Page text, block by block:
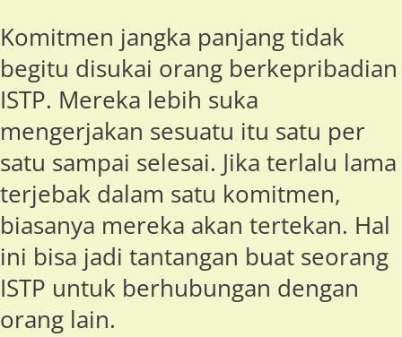
Komitmen jangka panjang tidak
begitu disukai orang berkepribadian
ISTP. Mereka lebih suka
mengerjakan sesuatu itu satu per
satu sampai selesai. Jika terlalu lama
terjebak dalam satu komitmen,
biasanya mereka akan tertekan. Hal
ini bisa jadi tantangan buat seorang
ISTP untuk berhubungan dengan
orang lain.